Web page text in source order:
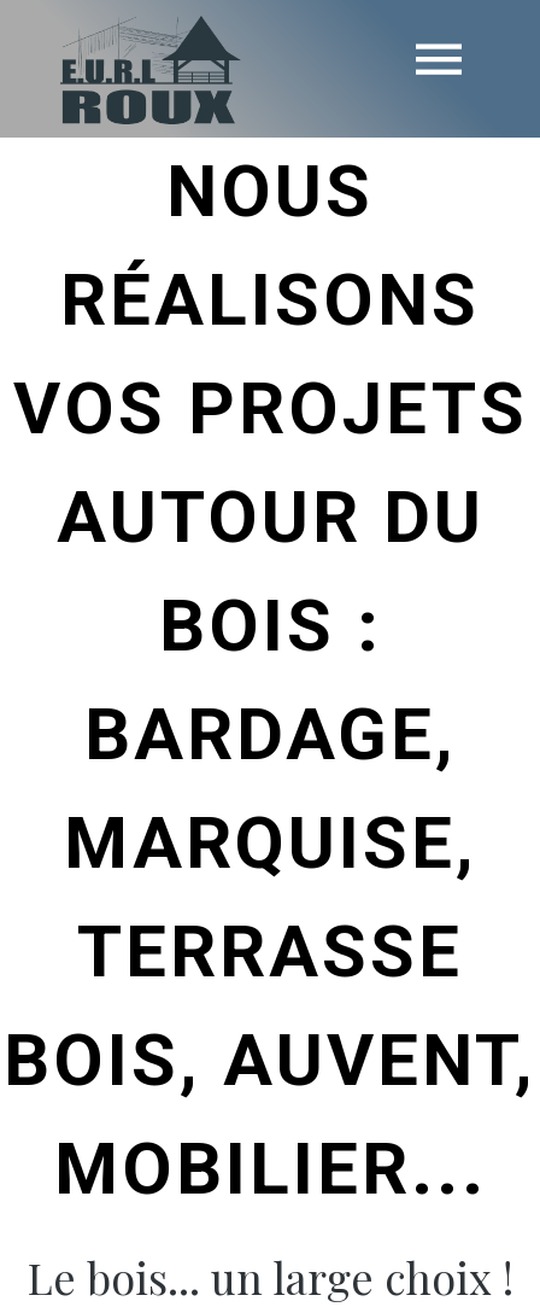
NOUS
RÉALISONS
VOS PROJETS
AUTOUR DU
BOIS :
BARDAGE,
MARQUISE,
TERRASSE
BOIS, AUVENT,
MOBILIER...
Le bois... un large choix !